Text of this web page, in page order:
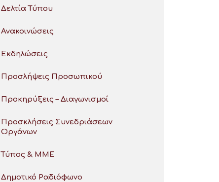
Δελτία Τύπου
Ανακοινώσεις
Εκδηλώσεις
Προσλήψεις Προσωπικού
Προκηρύξεις – Διαγωνισμοί
Προσκλήσεις Συνεδριάσεων
Οργάνων
Τύπος & ΜΜΕ
Δημοτικό Ραδιόφωνο